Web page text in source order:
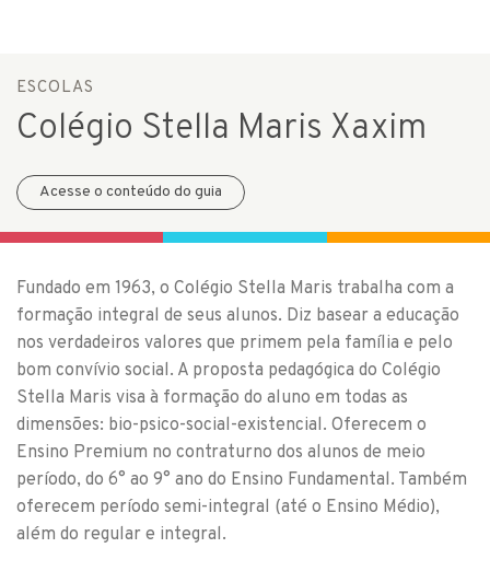
ESCOLAS
Colégio Stella Maris Xaxim
Acesse o conteúdo do guia
Fundado em 1963, o Colégio Stella Maris trabalha com a
formação integral de seus alunos. Diz basear a educação
nos verdadeiros valores que primem pela família e pelo
bom convívio social. A proposta pedagógica do Colégio
Stella Maris visa à formação do aluno em todas as
dimensões: bio-psico-social-existencial. Oferecem o
Ensino Premium no contraturno dos alunos de meio
período, do 6° ao 9° ano do Ensino Fundamental. Também
oferecem período semi-integral (até o Ensino Médio),
além do regular e integral.